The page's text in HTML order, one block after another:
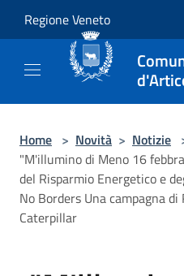
Regione Veneto
Home > Novità > Notizie
"M'illumino di Meno 16
del Risparmio Energetico e
No Borders Una campagna
Caterpillar